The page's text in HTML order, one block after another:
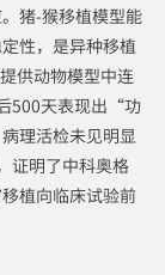
猪-猴移植模型能
性，是异种移植
供动物模型中连
500天表现出“功
理活检未见明显
证明了中科奥格
植向临床试验前